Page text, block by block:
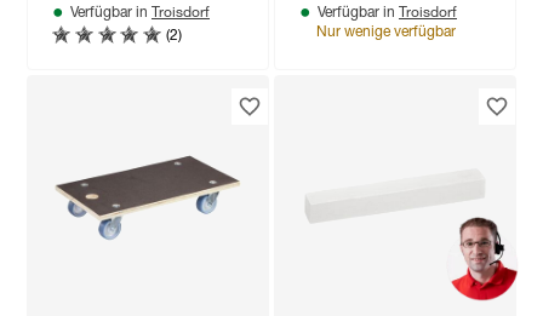
Verfügbar in Troisdorf
(2)
Verfügbar in Troisdorf
Nur wenige verfügbar